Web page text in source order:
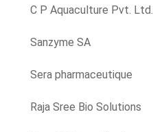
C P Aquaculture Pvt. Ltd.
Sanzyme SA
Sera pharmaceutique
Raja Sree Bio Solutions